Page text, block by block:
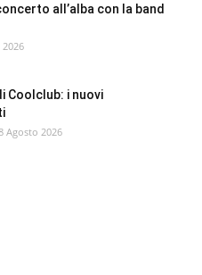
all’alba con la band
Coolclub: i nuovi
Agosto 2026